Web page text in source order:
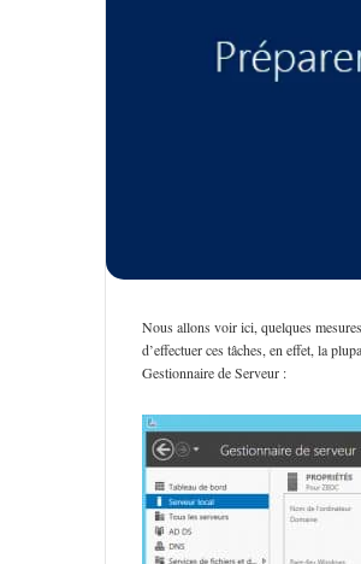
Nous allons voir ici, quelques
d’effectuer ces tâches, en effet, la
Gestionnaire de Serveur :